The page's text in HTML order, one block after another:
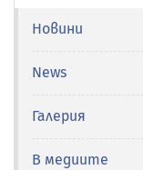
Новини
News
Галерия
В медиите